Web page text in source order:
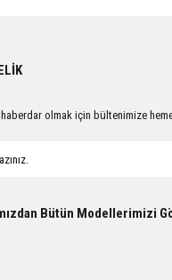
haberdar olmak için bültenimize
Bütün Modellerimizi